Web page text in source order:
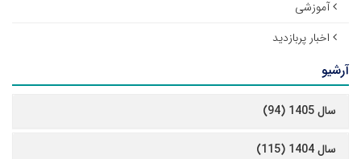
آموزشی
اخبار پربازدید
آرشیو
سال 1405 (94)
سال 1404 (115)